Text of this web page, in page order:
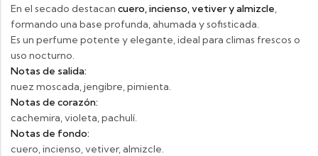
En el secado destacan cuero, incienso, vetiver y almizcle,
formando una base profunda, ahumada y sofisticada.
Es un perfume potente y elegante, ideal para climas frescos o
uso nocturno.
Notas de salida:
nuez moscada, jengibre, pimienta.
Notas de corazón:
cachemira, violeta, pachulí.
Notas de fondo:
cuero, incienso, vetiver, almizcle.